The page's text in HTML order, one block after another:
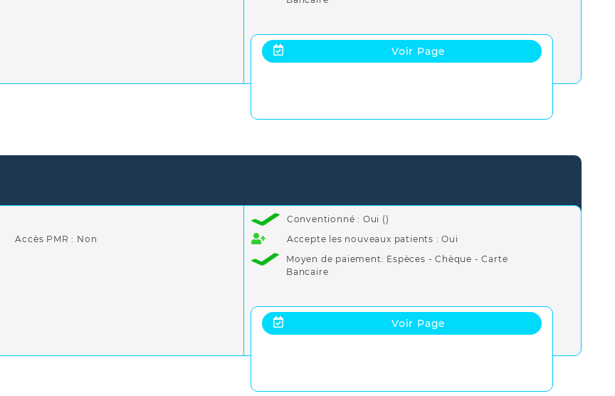
Voir Page
Accès PMR : Non
Conventionné : Oui ()
Accepte les nouveaux patients : Oui
Moyen de paiement: Espèces - Chèque - Carte
Bancaire
Voir Page